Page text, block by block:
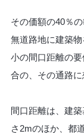
その価額の40％
無道路地に建築
小の間口距離の
合の、その通路に
間口距離は、建
さ2mのほか、都